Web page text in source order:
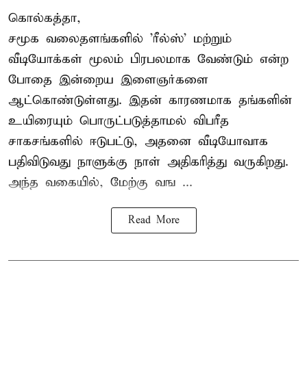
கொல்கத்தா,
சமூக வலைதளங்களில் 'ரீல்ஸ்' மற்றும்
வீடியோக்கள் மூலம் பிரபலமாக வேண்டும் என்ற
போதை இன்றைய இளைஞர்களை
ஆட்கொண்டுள்ளது. இதன் காரணமாக தங்களின்
உயிரையும் பொருட்படுத்தாமல் விபரீத
சாகசங்களில் ஈடுபட்டு, அதனை வீடியோவாக
பதிவிடுவது நாளுக்கு நாள் அதிகரித்து வருகிறது.
அந்த வகையில், மேற்கு வங ...
Read More